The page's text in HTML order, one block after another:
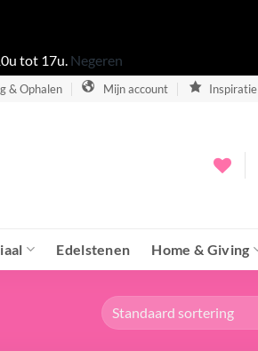
tot 17u. Negeren
& Ophalen Mijn account Inspiratie
Edelstenen Home & Giving